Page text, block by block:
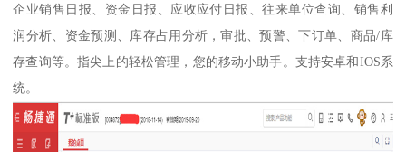
企业销售日报、资金日报、应收应付日报、往来单位查询、销售利
润分析、资金预测、库存占用分析，审批、预警、下订单、商品/库
存查询等。指尖上的轻松管理，您的移动小助手。支持安卓和IOS系
统。